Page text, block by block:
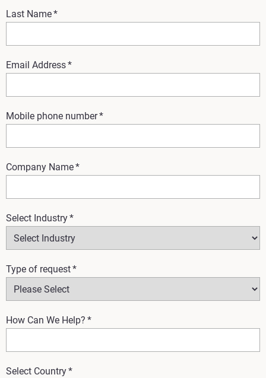
Last Name*
Email Address*
Mobile phone number*
Company Name*
Select Industry*
Type of request*
How Can We Help? *
Select Country*